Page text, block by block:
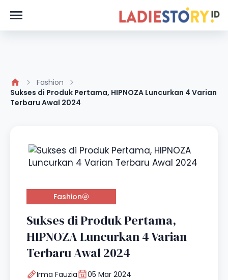
Fashion
Sukses di Produk Pertama, HIPNOZA Luncurkan 4 Varian
Terbaru Awal 2024
Fashion
Sukses di Produk Pertama,
HIPNOZA Luncurkan 4 Varian
Terbaru Awal 2024
Irma Fauzia 05 Mar 2024